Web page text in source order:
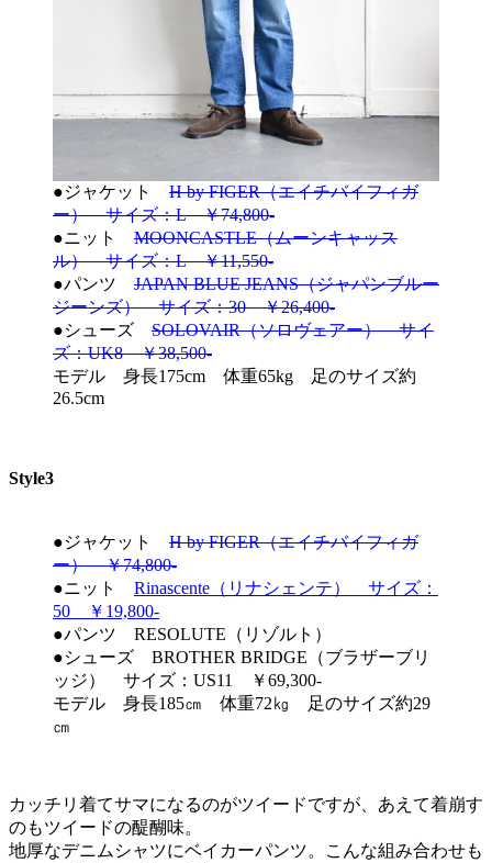
●ジャケット H by FIGER（エイチバイフィガ
ー） サイズ：L ￥74,800-
●ニット MOONCASTLE（ムーンキャッス
ル） サイズ：L ￥11,550-
●パンツ JAPAN BLUE JEANS（ジャパンブルー
ジーンズ） サイズ：30 ￥26,400-
●シューズ SOLOVAIR（ソロヴェアー） サイ
ズ：UK8 ￥38,500-
モデル 身長175cm 体重65kg 足のサイズ約
26.5cm
Style3
●ジャケット H by FIGER（エイチバイフィガ
ー） ￥74,800-
●ニット Rinascente（リナシェンテ） サイズ：
50 ￥19,800-
●パンツ RESOLUTE（リゾルト）
●シューズ BROTHER BRIDGE（ブラザーブリ
ッジ） サイズ：US11 ￥69,300-
モデル 身長185㎝ 体重72㎏ 足のサイズ約29
㎝
カッチリ着てサマになるのがツイードですが、あえて着崩す
のもツイードの醍醐味。
地厚なデニムシャツにベイカーパンツ。こんな組み合わせも